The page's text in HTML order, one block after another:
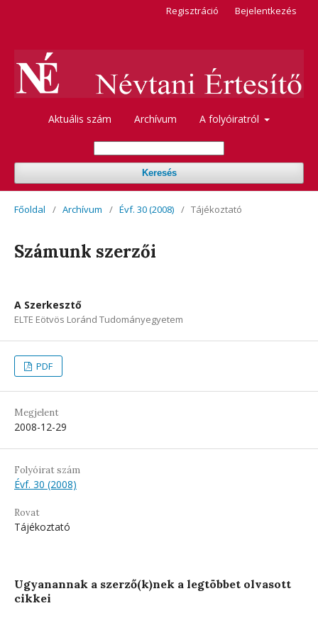
Aktuális szám Archívum A folyóiratról
Keresés
Regisztráció Bejelentkezés
Főoldal / Archívum / Évf. 30 (2008) / Tájékoztató
Számunk szerzői
A Szerkesztő
ELTE Eötvös Loránd Tudományegyetem
PDF
Megjelent
2008-12-29
Folyóirat szám
Évf. 30 (2008)
Rovat
Tájékoztató
Ugyanannak a szerző(k)nek a legtöbbet olvasott
cikkei